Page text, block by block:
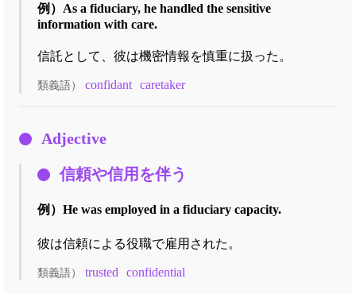
例） As a fiduciary, he handled the sensitive
information with care.
信託として、彼は機密情報を慎重に扱った。
類義語） confidant caretaker
Adjective
信頼や信用を伴う
例） He was employed in a fiduciary capacity.
彼は信頼による役職で雇用された。
類義語） trusted confidential